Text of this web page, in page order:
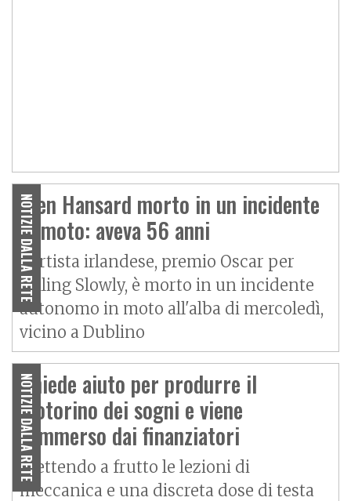
NOTIZIE DALLA RETE
Glen Hansard morto in un incidente
in moto: aveva 56 anni
L'artista irlandese, premio Oscar per
Falling Slowly, è morto in un incidente
autonomo in moto all'alba di mercoledì,
vicino a Dublino
NOTIZIE DALLA RETE
Chiede aiuto per produrre il
motorino dei sogni e viene
sommerso dai finanziatori
Mettendo a frutto le lezioni di
meccanica e una discreta dose di testa